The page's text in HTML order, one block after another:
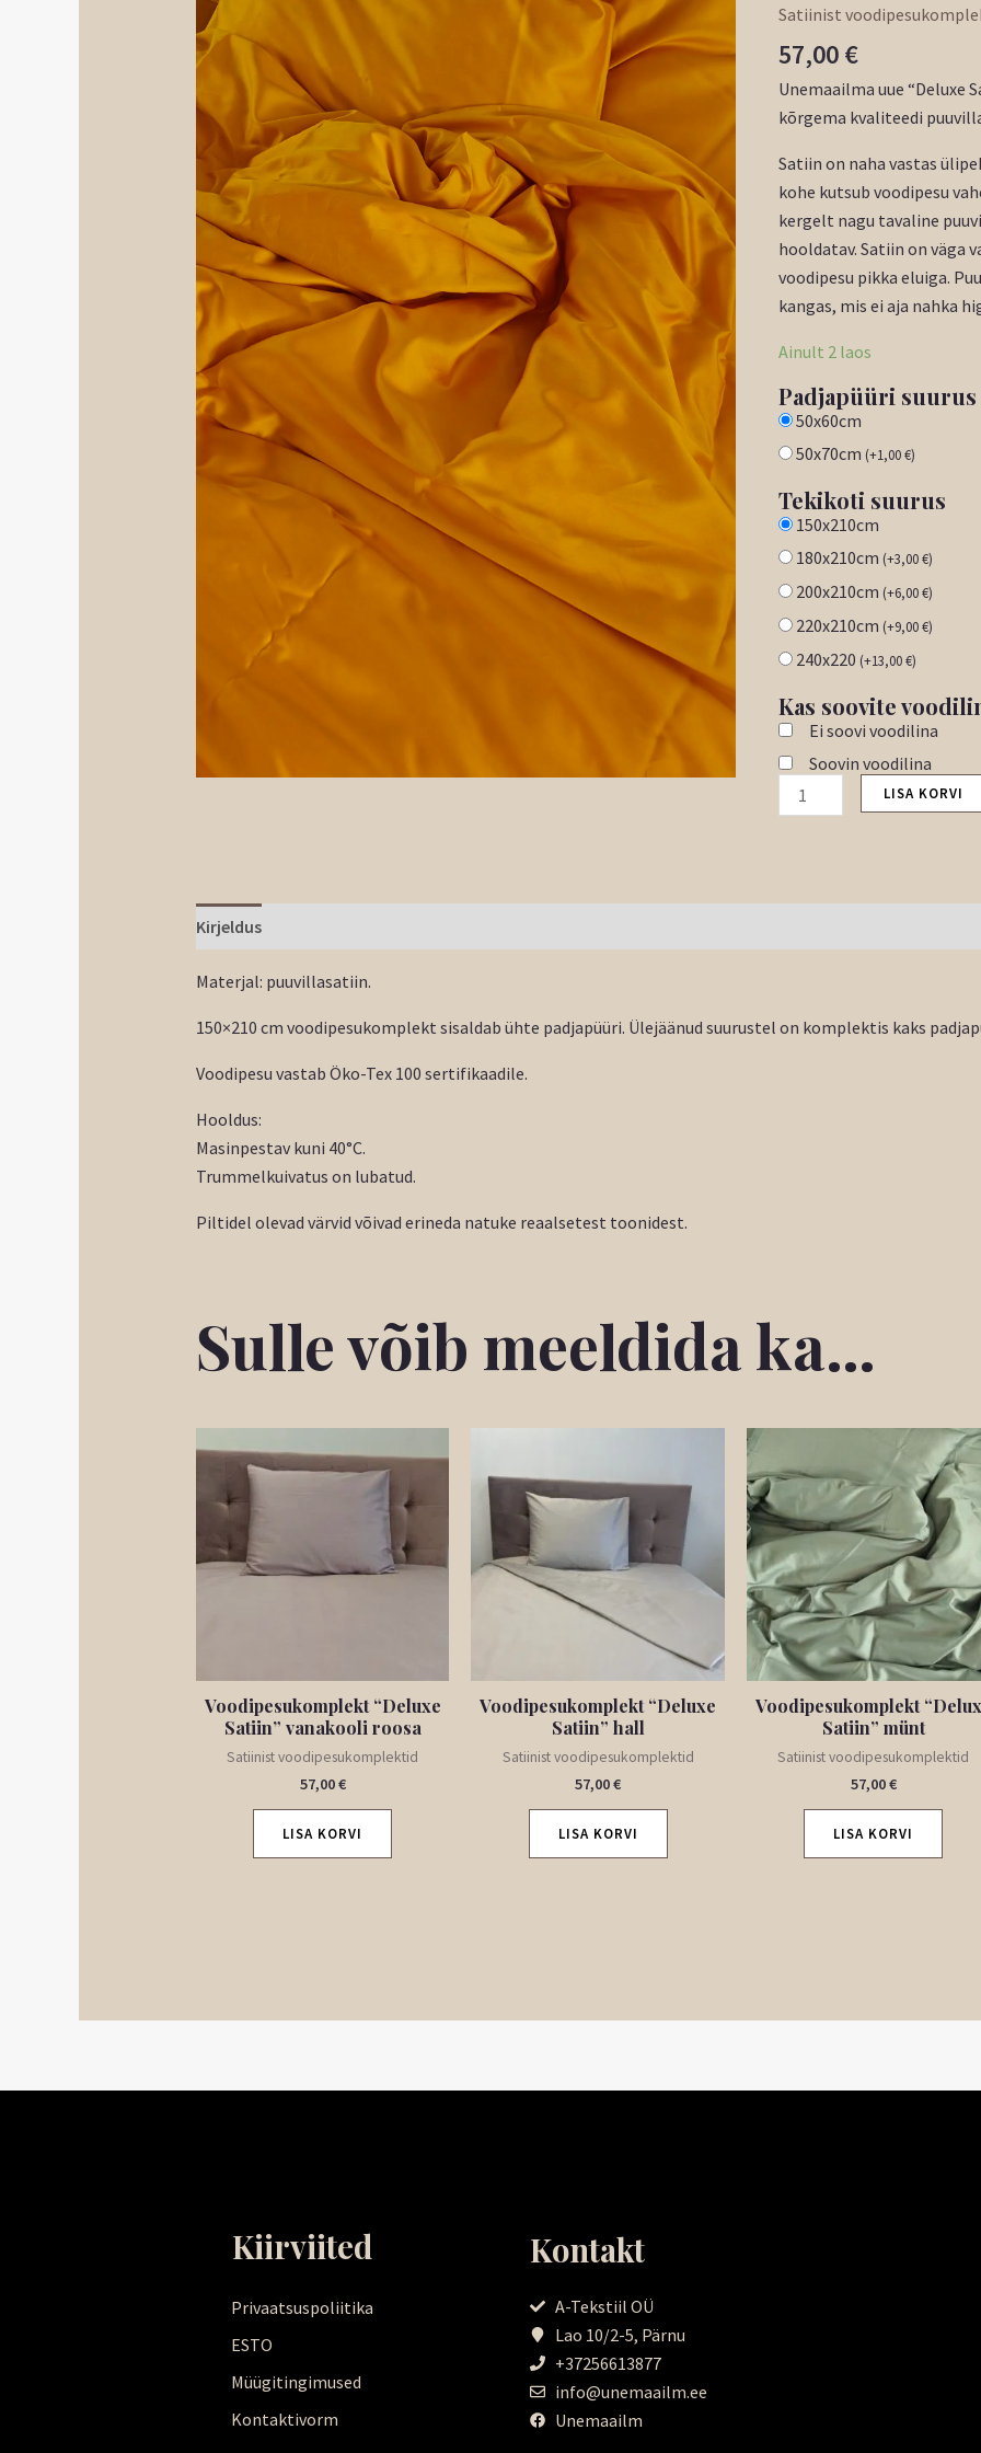
Satiinist
57,00€
Unemaailma uue “Deluxe
kõrgema kvaliteedi
Satiin on naha vastas
kohe kutsub voodipesu
kergelt nagu tavaline
hooldatav. Satiin on väga
voodipesu pikka eluiga.
kangas, mis ei aja nahka
Ainult 2 laos
Padjapüüri suurus
50x60cm
50x70cm (+1,00€)
Tekikoti suurus
150x210cm
180x210cm (+3,00€)
200x210cm (+6,00€)
220x210cm (+9,00€)
240x220 (+13,00€)
Kas soovite
Ei soovi voodilina
Soovin voodilina
LISA KORVI
Kirjeldus
Materjal: puuvillasatiin.
150×210 cm voodipesukomplekt sisaldab ühte padjapüüri. Ülejäänud suurustel on komplektis kaks
Voodipesu vastab Öko-Tex 100 sertifikaadile.
Hooldus:
Masinpestav kuni 40°C.
Trummelkuivatus on lubatud.
Piltidel olevad värvid võivad erineda natuke reaalsetest toonidest.
Sulle võib meeldida ka…
Voodipesukomplekt “Deluxe
Satiin” vanakooli roosa
Satiinist voodipesukomplektid
57,00€
LISA KORVI
Voodipesukomplekt “Deluxe
Satiin” hall
Satiinist voodipesukomplektid
57,00€
LISA KORVI
Voodipesukomplekt
Satiin” münt
Satiinist voodipesukomplektid
57,00€
LISA KORVI
Kiirviited
Privaatsuspoliitika
ESTO
Müügitingimused
Kontaktivorm
Kontakt
A-Tekstiil OÜ
Lao 10/2-5, Pärnu
+37256613877
info@unemaailm.ee
Unemaailm